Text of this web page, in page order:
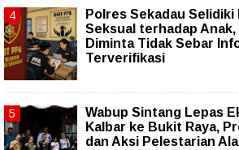
Polres Sekadau Selidiki
Seksual terhadap Anak,
Diminta Tidak Sebar
Terverifikasi
Wabup Sintang Lepas
Kalbar ke Bukit Raya,
dan Aksi Pelestarian